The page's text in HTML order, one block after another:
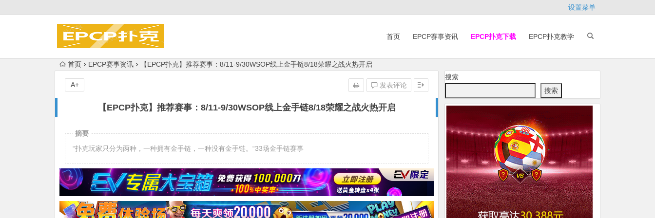
设置菜单
首页 EPCP赛事资讯 EPCP扑克下载 EPCP扑克教学
首页 EPCP赛事资讯 【EPCP扑克】推荐赛事：8/11-9/30WSOP线上金手链8/18荣耀之战火热开启
【EPCP扑克】推荐赛事：8/11-9/30WSOP线上金手链8/18荣耀之战火热开启
发表评论
A+
摘要
“扑克玩家只分为两种，一种拥有金手链，一种没有金手链。“33场金手链赛事
搜索
搜索